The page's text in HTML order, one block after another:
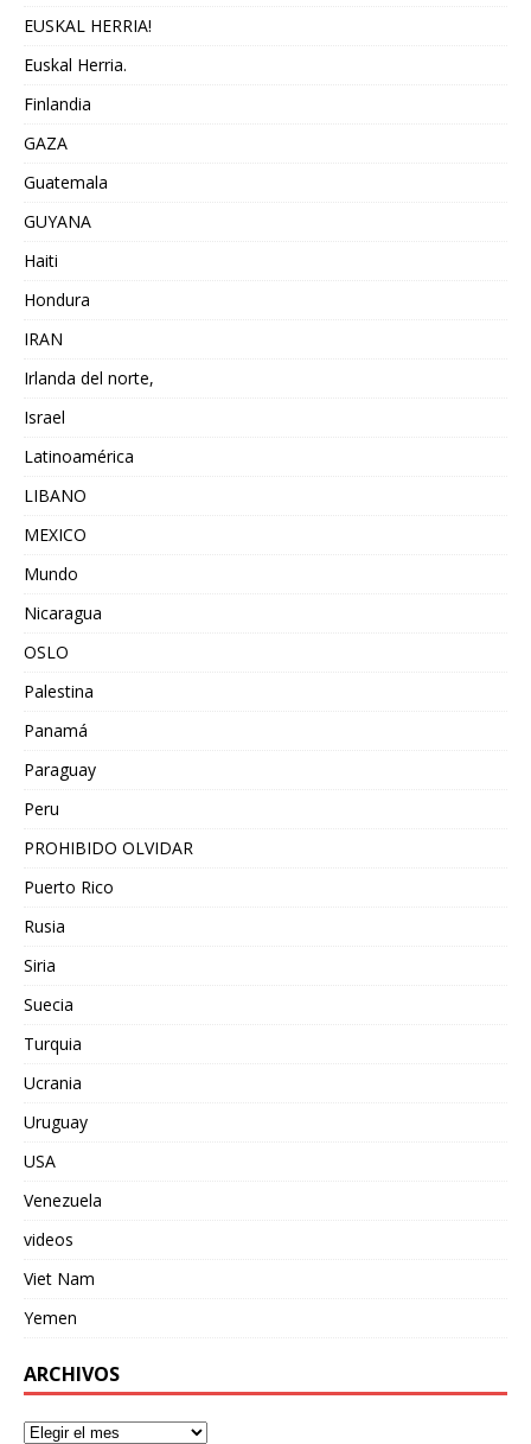
EUSKAL HERRIA!
Euskal Herria.
Finlandia
GAZA
Guatemala
GUYANA
Haiti
Hondura
IRAN
Irlanda del norte,
Israel
Latinoamérica
LIBANO
MEXICO
Mundo
Nicaragua
OSLO
Palestina
Panamá
Paraguay
Peru
PROHIBIDO OLVIDAR
Puerto Rico
Rusia
Siria
Suecia
Turquia
Ucrania
Uruguay
USA
Venezuela
videos
Viet Nam
Yemen
ARCHIVOS